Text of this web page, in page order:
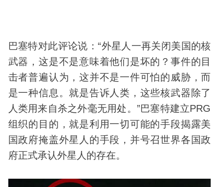
巴塞特对此评论说：“外星人一再关闭美国的核
武器，这是不是意味着他们是坏的？事件的目
击者普遍认为，这并不是一件可怕的威胁，而
是一种信息。就是告诉人类，这些核武器除了
人类用来自杀之外毫无用处。”巴塞特建立PRG
组织的目的，就是利用一切可能的手段揭露美
国政府掩盖外星人的手段，并号召世界各国政
府正式承认外星人的存在。